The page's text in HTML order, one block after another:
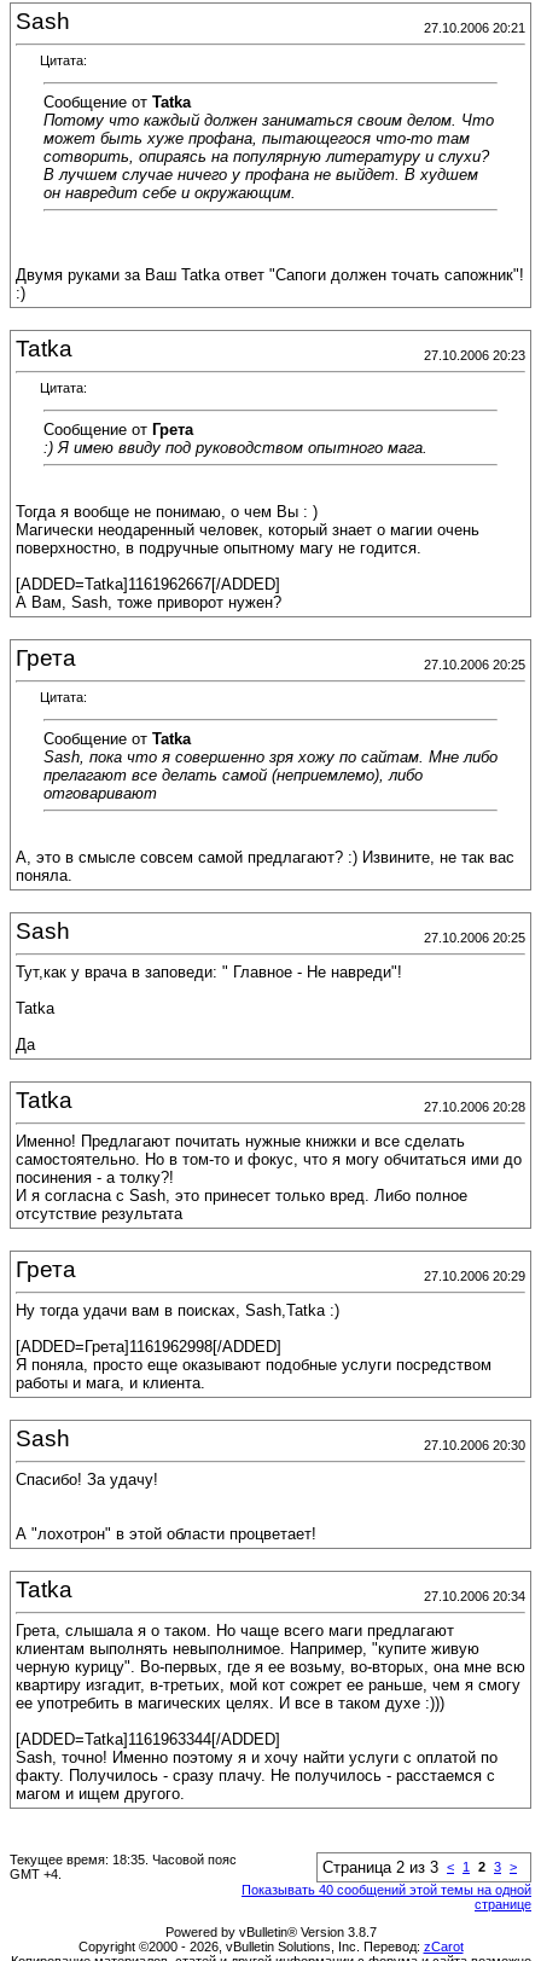
Sash 27.10.2006 20:21
Цитата:
Сообщение от Tatka
Потому что каждый должен заниматься своим делом. Что
может быть хуже профана, пытающегося что-то там
сотворить, опираясь на популярную литературу и слухи?
В лучшем случае ничего у профана не выйдет. В худшем
он навредит себе и окружающим.
Двумя руками за Ваш Tatka ответ "Сапоги должен точать сапожник"!
:)
Tatka 27.10.2006 20:23
Цитата:
Сообщение от Грета
:) Я имею ввиду под руководством опытного мага.
Тогда я вообще не понимаю, о чем Вы : )
Магически неодаренный человек, который знает о магии очень
поверхностно, в подручные опытному магу не годится.
[ADDED=Tatka]1161962667[/ADDED]
А Вам, Sash, тоже приворот нужен?
Грета 27.10.2006 20:25
Цитата:
Сообщение от Tatka
Sash, пока что я совершенно зря хожу по сайтам. Мне либо
прелагают все делать самой (неприемлемо), либо
отговаривают
А, это в смысле совсем самой предлагают? :) Извините, не так вас
поняла.
Sash 27.10.2006 20:25
Тут,как у врача в заповеди: " Главное - Не навреди"!
Tatka
Да
Tatka 27.10.2006 20:28
Именно! Предлагают почитать нужные книжки и все сделать
самостоятельно. Но в том-то и фокус, что я могу обчитаться ими до
посинения - а толку?!
И я согласна с Sash, это принесет только вред. Либо полное
отсутствие результата
Грета 27.10.2006 20:29
Ну тогда удачи вам в поисках, Sash,Tatka :)
[ADDED=Грета]1161962998[/ADDED]
Я поняла, просто еще оказывают подобные услуги посредством
работы и мага, и клиента.
Sash 27.10.2006 20:30
Спасибо! За удачу!
А "лохотрон" в этой области процветает!
Tatka 27.10.2006 20:34
Грета, слышала я о таком. Но чаще всего маги предлагают
клиентам выполнять невыполнимое. Например, "купите живую
черную курицу". Во-первых, где я ее возьму, во-вторых, она мне всю
квартиру изгадит, в-третьих, мой кот сожрет ее раньше, чем я смогу
ее употребить в магических целях. И все в таком духе :)))
[ADDED=Tatka]1161963344[/ADDED]
Sash, точно! Именно поэтому я и хочу найти услуги с оплатой по
факту. Получилось - сразу плачу. Не получилось - расстаемся с
магом и ищем другого.
Текущее время: 18:35 . Часовой пояс
GMT +4.
Страница 2 из 3 < 1 2 3 >
Показывать 40 сообщений этой темы на одной
странице
Powered by vBulletin® Version 3.8.7
Copyright ©2000 - 2026, vBulletin Solutions, Inc. Перевод: zCarot